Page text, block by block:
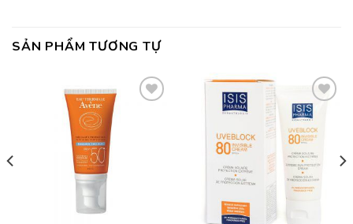
SẢN PHẨM TƯƠNG TỰ
Thêm
yêu
thích